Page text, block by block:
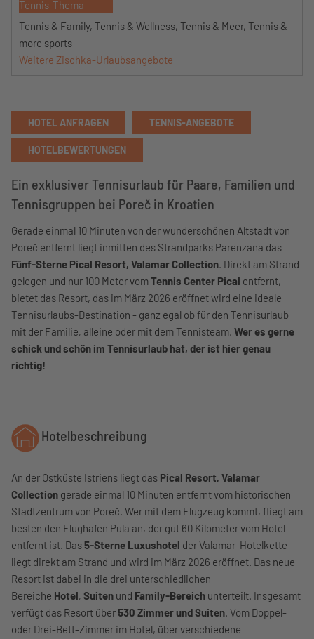
Tennis-Thema
Tennis & Family, Tennis & Wellness, Tennis & Meer, Tennis &
more sports
Weitere Zischka-Urlaubsangebote
HOTEL ANFRAGEN TENNIS-ANGEBOTE
HOTELBEWERTUNGEN
Ein exklusiver Tennisurlaub für Paare, Familien und
Tennisgruppen bei Poreč in Kroatien
Gerade einmal 10 Minuten von der wunderschönen Altstadt von
Poreč entfernt liegt inmitten des Strandparks Parenzana das
Fünf-Sterne Pical Resort, Valamar Collection. Direkt am Strand
gelegen und nur 100 Meter vomTennis Center Pical entfernt,
bietet das Resort, das im März 2026 eröffnet wird eine ideale
Tennisurlaubs-Destination - ganz egal ob für den Tennisurlaub
mit der Familie, alleine oder mit dem Tennisteam. Wer es gerne
schick und schön im Tennisurlaub hat, der ist hier genau
richtig!
Hotelbeschreibung
An der Ostküste Istriens liegt das Pical Resort, Valamar
Collection gerade einmal 10 Minuten entfernt vom historischen
Stadtzentrum von Poreč. Wer mit dem Flugzeug kommt, fliegt am
besten den Flughafen Pula an, der gut 60 Kilometer vom Hotel
entfernt ist. Das5-Sterne Luxushotel der Valamar-Hotelkette
liegt direkt am Strand und wird im März 2026 eröffnet. Das neue
Resort ist dabei in die drei unterschiedlichen
Bereiche Hotel, Suiten und Family-Bereich unterteilt. Insgesamt
verfügt das Resort über530 Zimmer und Suiten. Vom Doppel-
oder Drei-Bett-Zimmer im Hotel, über verschiedene